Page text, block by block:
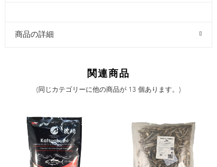
商品の詳細
関連商品
(同じカテゴリーに他の商品が 13 個あります。)